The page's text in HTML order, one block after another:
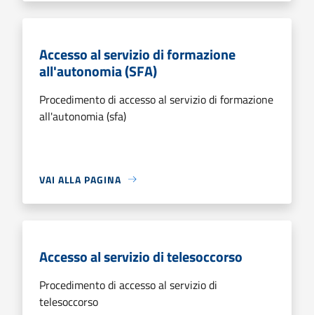
Accesso al servizio di formazione
all'autonomia (SFA)
Procedimento di accesso al servizio di formazione
all'autonomia (sfa)
VAI ALLA PAGINA
Accesso al servizio di telesoccorso
Procedimento di accesso al servizio di
telesoccorso